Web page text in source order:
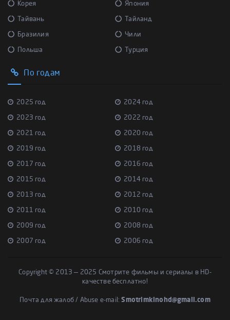
Корея Япония
Тайвань Тайланд
Бразилия Чили
Польша Турция
По годам
2025 год 2024 год
2023 год 2022 год
2021 год 2020 год
2019 год 2018 год
2017 год 2016 год
2015 год 2014 год
2013 год 2012 год
2011 год 2010 год
2009 год 2008 год
2007 год 2006 год
Copyright © 2013 — 2025 Смотрите фильмы и сериалы в HD-
качестве бесплатно!
Почта для жалоб / Abuse e-mail:Smotrimkinohd@gmail.com